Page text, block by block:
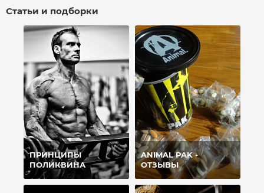
Статьи и подборки
ПРИНЦИПЫ
ПОЛИКВИНА
ANIMAL PAK -
ОТЗЫВЫ